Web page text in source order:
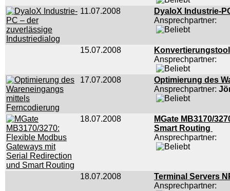
11.07.2008
DyaloX Industrie-
Ansprechpartner:
15.07.2008
Ansprechpartner:
17.07.2008
Optimierung des
Ansprechpartner:
18.07.2008
MGate MB3170/
Smart Routing
Ansprechpartner:
18.07.2008
Terminal Servers
Ansprechpartner: